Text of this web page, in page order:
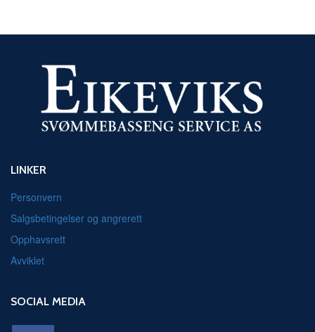
LINKER
Personvern
Salgsbetingelser og angrerett
Opphavsrett
Avviklet
SOCIAL MEDIA